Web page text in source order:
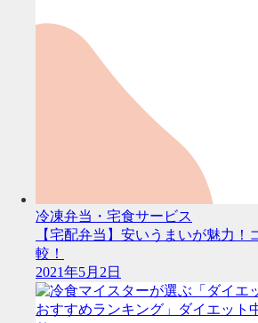
冷凍弁当・宅食サービス
【宅配弁当】安いうまいが魅力！
較！
2021年5月2日